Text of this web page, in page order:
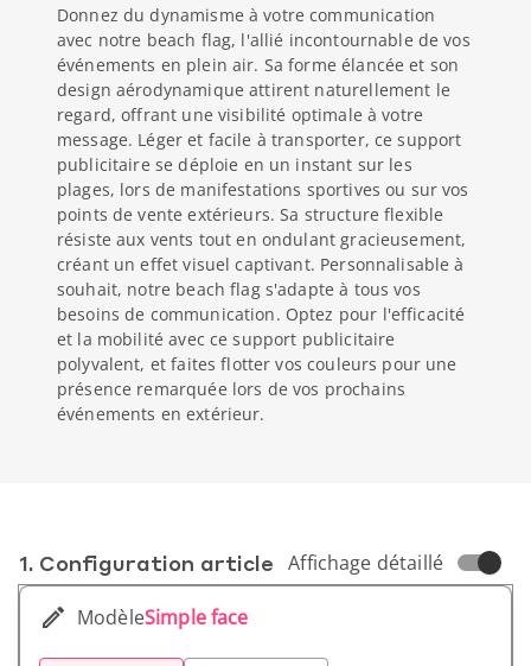
Donnez du dynamisme à votre communication
avec notre beach flag, l'allié incontournable de vos
événements en plein air. Sa forme élancée et son
design aérodynamique attirent naturellement le
regard, offrant une visibilité optimale à votre
message. Léger et facile à transporter, ce support
publicitaire se déploie en un instant sur les
plages, lors de manifestations sportives ou sur vos
points de vente extérieurs. Sa structure flexible
résiste aux vents tout en ondulant gracieusement,
créant un effet visuel captivant. Personnalisable à
souhait, notre beach flag s'adapte à tous vos
besoins de communication. Optez pour l'efficacité
et la mobilité avec ce support publicitaire
polyvalent, et faites flotter vos couleurs pour une
présence remarquée lors de vos prochains
événements en extérieur.
1. Conf­iguration article Affichage détaillé
ModèleSimple face